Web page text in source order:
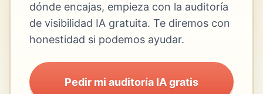
dónde encajas, empieza con la auditoría
de visibilidad IA gratuita. Te diremos con
honestidad si podemos ayudar.
Pedir mi auditoría IA gratis